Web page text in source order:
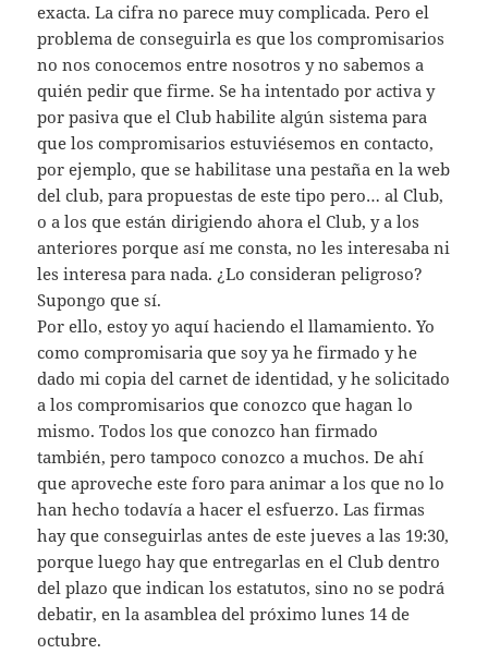
exacta. La cifra no parece muy complicada. Pero el
problema de conseguirla es que los compromisarios
no nos conocemos entre nosotros y no sabemos a
quién pedir que firme. Se ha intentado por activa y
por pasiva que el Club habilite algún sistema para
que los compromisarios estuviésemos en contacto,
por ejemplo, que se habilitase una pestaña en la web
del club, para propuestas de este tipo pero… al Club,
o a los que están dirigiendo ahora el Club, y a los
anteriores porque así me consta, no les interesaba ni
les interesa para nada. ¿Lo consideran peligroso?
Supongo que sí.
Por ello, estoy yo aquí haciendo el llamamiento. Yo
como compromisaria que soy ya he firmado y he
dado mi copia del carnet de identidad, y he solicitado
a los compromisarios que conozco que hagan lo
mismo. Todos los que conozco han firmado
también, pero tampoco conozco a muchos. De ahí
que aproveche este foro para animar a los que no lo
han hecho todavía a hacer el esfuerzo. Las firmas
hay que conseguirlas antes de este jueves a las 19:30,
porque luego hay que entregarlas en el Club dentro
del plazo que indican los estatutos, sino no se podrá
debatir, en la asamblea del próximo lunes 14 de
octubre.